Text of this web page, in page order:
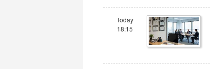
Today
18:15